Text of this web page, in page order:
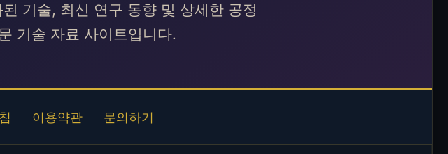
기술, 최신 연구 동향 및 상세한 공정
기술 자료 사이트입니다.
이용약관 문의하기